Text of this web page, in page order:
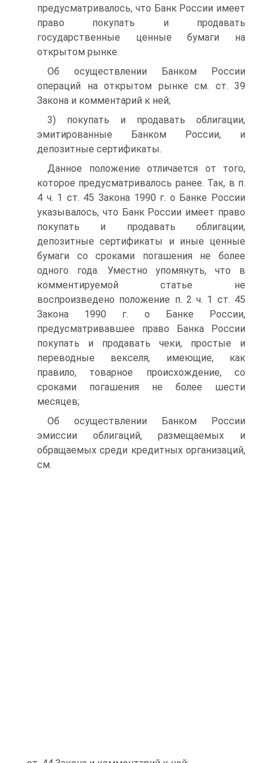
предусматривалось, что Банк России имеет
право покупать и продавать
государственные ценные бумаги на
открытом рынке.
Об осуществлении Банком России
операций на открытом рынке см. ст. 39
Закона и комментарий к ней;
3) покупать и продавать облигации,
эмитированные Банком России, и
депозитные сертификаты.
Данное положение отличается от того,
которое предусматривалось ранее. Так, в п.
4 ч. 1 ст. 45 Закона 1990 г. о Банке России
указывалось, что Банк России имеет право
покупать и продавать облигации,
депозитные сертификаты и иные ценные
бумаги со сроками погашения не более
одного года. Уместно упомянуть, что в
комментируемой статье не
воспроизведено положение п. 2 ч. 1 ст. 45
Закона 1990 г. о Банке России,
предусматривавшее право Банка России
покупать и продавать чеки, простые и
переводные векселя, имеющие, как
правило, товарное происхождение, со
сроками погашения не более шести
месяцев;
Об осуществлении Банком России
эмиссии облигаций, размещаемых и
обращаемых среди кредитных организаций,
см.